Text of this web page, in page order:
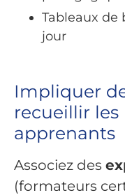
Tableaux de
jour
Impliquer
recueillir les
apprenants
Associez des
(formateurs